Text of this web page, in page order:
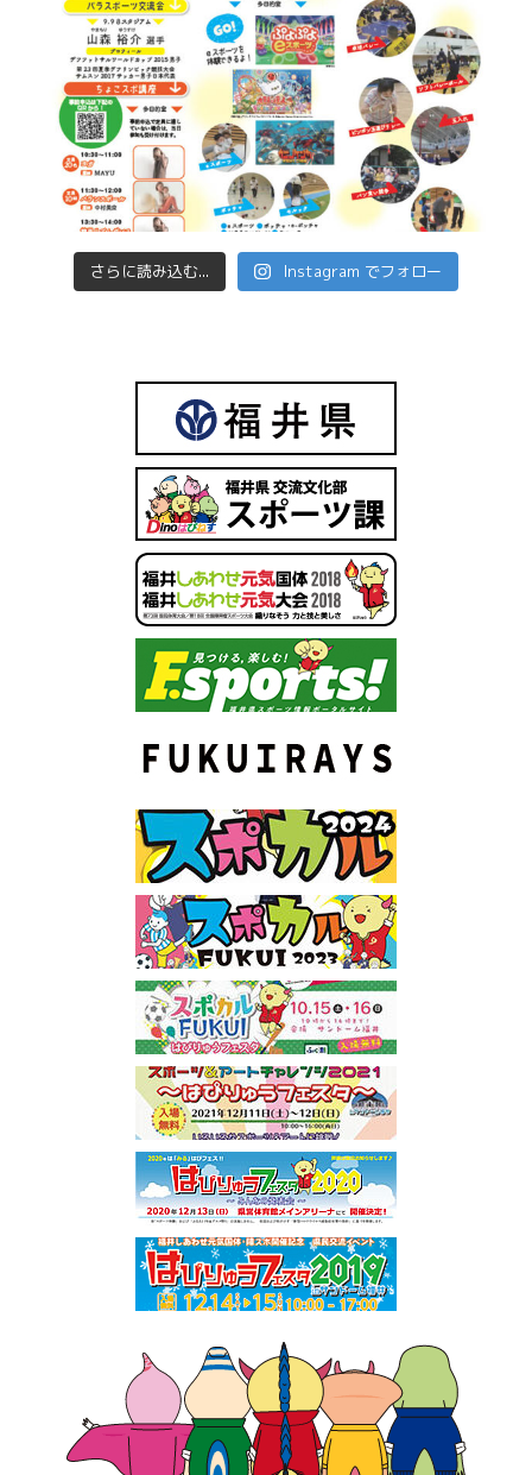
さらに読み込む... Instagram でフォロー